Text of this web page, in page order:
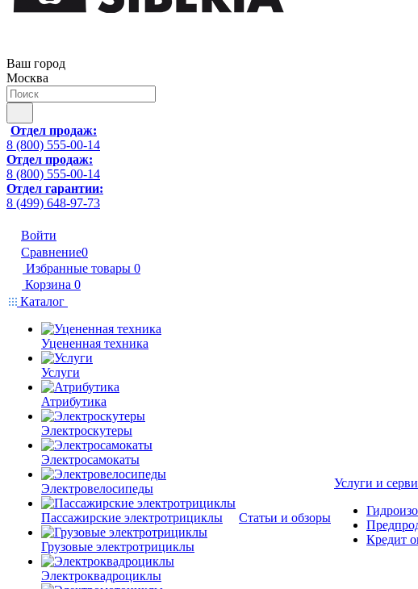
Ваш город
Москва
Отдел продаж:
8 (800) 555-00-14
Отдел продаж:
8 (800) 555-00-14
Отдел гарантии:
8 (499) 648-97-73
Войти
Сравнение0
Избранные товары 0
Корзина 0
Каталог
Уцененная техника
Услуги
Атрибутика
Электроскутеры
Электросамокаты
Электровелосипеды
Пассажирские электротрициклы
Грузовые электротрициклы
Электроквадроциклы
Статьи и обзоры
Услуги и
Кредит